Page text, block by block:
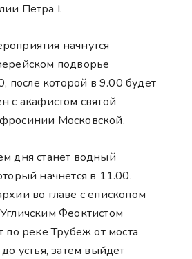
Петра I.
начнутся
подворье
после которой в 9.00 будет
с акафистом святой
Московской.
дня станет водный
начнётся в 11.00.
во главе с епископом
Феоктистом
по реке Трубеж от моста
устья, затем выйдет